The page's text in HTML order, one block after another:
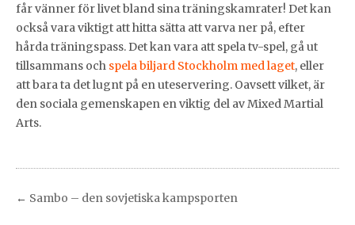
får vänner för livet bland sina träningskamrater! Det kan
också vara viktigt att hitta sätta att varva ner på, efter
hårda träningspass. Det kan vara att spela tv-spel, gå ut
tillsammans och spela biljard Stockholm med laget, eller
att bara ta det lugnt på en uteservering. Oavsett vilket, är
den sociala gemenskapen en viktig del av Mixed Martial
Arts.
← Sambo – den sovjetiska kampsporten